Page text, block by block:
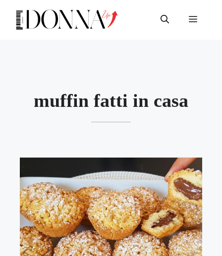
contenuto
Menu
muffin fatti in casa